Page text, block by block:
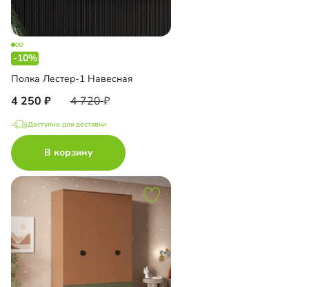
-10%
Полка Лестер-1 Навесная
4 250 4 720
Доступно для доставки
В корзину